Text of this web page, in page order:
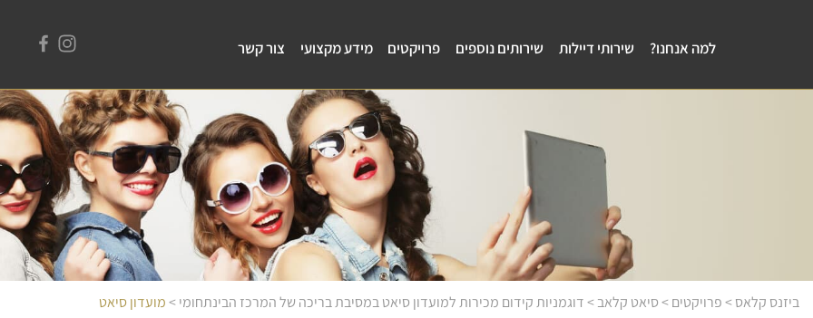
למה אנחנו? שירותי דיילות שירותים נוספים פרויקטים מידע מקצועי צור קשר
ביזנס קלאס>פרויקטים>סיאט קלאב>דוגמניות קידום מכירות למועדון סיאט במסיבת בריכה של המרכז הבינתחומי>מועדון סיאט